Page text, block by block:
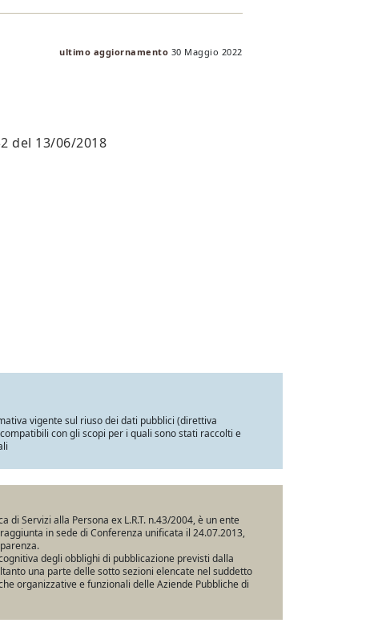
ultimo aggiornamento 30 Maggio 2022
del 13/06/2018
vigente sul riuso dei dati pubblici (direttiva
con gli scopi per i quali sono stati raccolti e
di Servizi alla Persona ex L.R.T. n.43/2004, è un ente
in sede di Conferenza unificata il 24.07.2013,
degli obblighi di pubblicazione previsti dalla
una parte delle sotto sezioni elencate nel suddetto
organizzative e funzionali delle Aziende Pubbliche di